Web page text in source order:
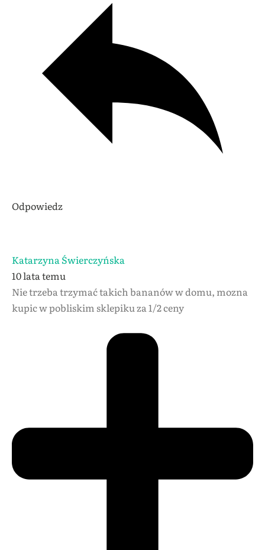
Odpowiedz
Katarzyna Świerczyńska
10 lata temu
Nie trzeba trzymać takich bananów w domu, mozna
kupic w pobliskim sklepiku za 1/2 ceny